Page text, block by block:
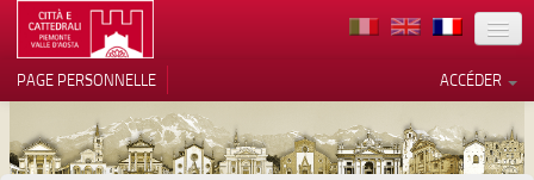
TERRITOIRE
ARCHITECTURE
ACCÉDER
PAGE PERSONNELLE